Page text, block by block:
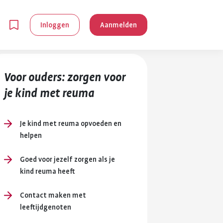
kan
om je
Inloggen Aanmelden
Voor ouders: zorgen voor
je kind met reuma
Je kind met reuma opvoeden en
helpen
Goed voor jezelf zorgen als je
kind reuma heeft
Contact maken met
leeftijdgenoten